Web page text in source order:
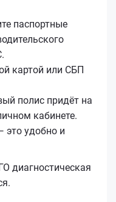
паспортные
картой или СБП
полис придёт на
кабинете.
это удобно и
диагностическая